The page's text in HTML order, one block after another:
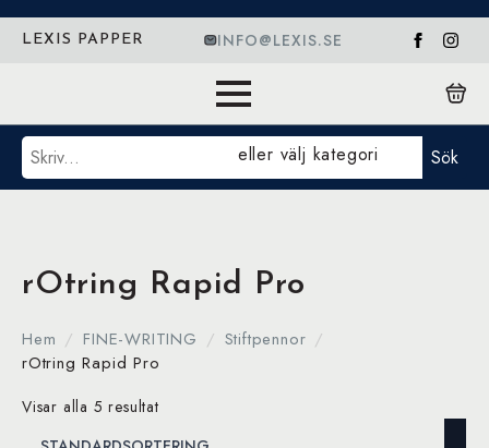
LEXIS PAPPER INFO@LEXIS.SE
Sök eller välj kategori Sök
rOtring Rapid Pro
Hem FINE-WRITING
Stiftpennor
rOtring Rapid Pro
Visar alla 5 resultat